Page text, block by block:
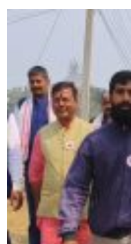
सिराहाको औरहीमा जेन-